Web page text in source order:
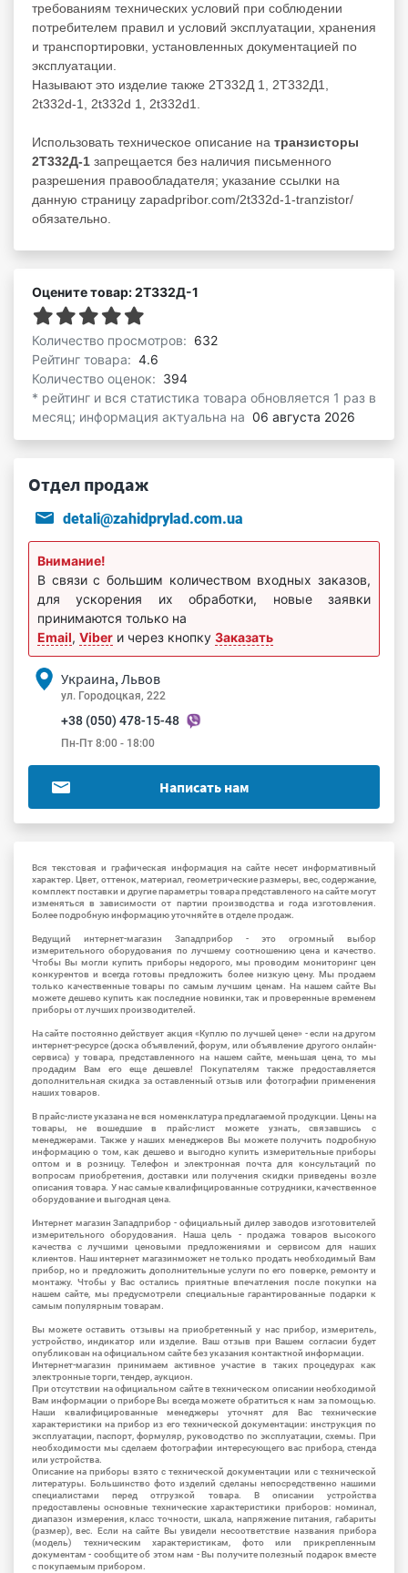
требованиям технических условий при соблюдении
потребителем правил и условий эксплуатации, хранения
и транспортировки, установленных документацией по
эксплуатации.
Называют это изделие также 2Т332Д 1, 2Т332Д1,
2t332d-1, 2t332d 1, 2t332d1.
Использовать техническое описание на транзисторы
2Т332Д-1 запрещается без наличия письменного
разрешения правообладателя; указание ссылки на
данную страницу zapadpribor.com/2t332d-1-tranzistor/
обязательно.
Оцените товар: 2Т332Д-1
Количество просмотров: 632
Рейтинг товара: 4.6
Количество оценок: 394
* рейтинг и вся статистика товара обновляется 1 раз в
месяц; информация актуальна на 06 августа 2026
Отдел продаж
detali@zahidprylad.com.ua
Внимание!
В связи с большим количеством входных заказов,
для ускорения их обработки, новые заявки
принимаются только на
Email, Viber и через кнопку Заказать
Украина, Львов
ул. Городоцкая, 222
+38 (050) 478-15-48
Пн-Пт 8:00 - 18:00
Написать нам
Вся текстовая и графическая информация на сайте несет информативный
характер. Цвет, оттенок, материал, геометрические размеры, вес, содержание,
комплект поставки и другие параметры товара представленого на сайте могут
изменяться в зависимости от партии производства и года изготовления.
Более подробную информацию уточняйте в отделе продаж.
Ведущий интернет-магазин Западприбор - это огромный выбор
измерительного оборудования по лучшему соотношению цена и качество.
Чтобы Вы могли купить приборы недорого, мы проводим мониторинг цен
конкурентов и всегда готовы предложить более низкую цену. Мы продаем
только качественные товары по самым лучшим ценам. На нашем сайте Вы
можете дешево купить как последние новинки, так и проверенные временем
приборы от лучших производителей.
На сайте постоянно действует акция «Куплю по лучшей цене» - если на другом
интернет-ресурсе (доска объявлений, форум, или объявление другого онлайн-
сервиса) у товара, представленного на нашем сайте, меньшая цена, то мы
продадим Вам его еще дешевле! Покупателям также предоставляется
дополнительная скидка за оставленный отзыв или фотографии применения
наших товаров.
В прайс-листе указана не вся номенклатура предлагаемой продукции. Цены на
товары, не вошедшие в прайс-лист можете узнать, связавшись с
менеджерами. Также у наших менеджеров Вы можете получить подробную
информацию о том, как дешево и выгодно купить измерительные приборы
оптом и в розницу. Телефон и электронная почта для консультаций по
вопросам приобретения, доставки или получения скидки приведены возле
описания товара. У нас самые квалифицированные сотрудники, качественное
оборудование и выгодная цена.
Интернет магазин Западприбор - официальный дилер заводов изготовителей
измерительного оборудования. Наша цель - продажа товаров высокого
качества с лучшими ценовыми предложениями и сервисом для наших
клиентов. Наш интернет магазинможет не только продать необходимый Вам
прибор, но и предложить дополнительные услуги по его поверке, ремонту и
монтажу. Чтобы у Вас остались приятные впечатления после покупки на
нашем сайте, мы предусмотрели специальные гарантированные подарки к
самым популярным товарам.
Вы можете оставить отзывы на приобретенный у нас прибор, измеритель,
устройство, индикатор или изделие. Ваш отзыв при Вашем согласии будет
опубликован на официальном сайте без указания контактной информации.
Интернет-магазин принимаем активное участие в таких процедурах как
электронные торги, тендер, аукцион.
При отсутствии на официальном сайте в техническом описании необходимой
Вам информации о приборе Вы всегда можете обратиться к нам за помощью.
Наши квалифицированные менеджеры уточнят для Вас технические
характеристики на прибор из его технической документации: инструкция по
эксплуатации, паспорт, формуляр, руководство по эксплуатации, схемы. При
необходимости мы сделаем фотографии интересующего вас прибора, стенда
или устройства.
Описание на приборы взято с технической документации или с технической
литературы. Большинство фото изделий сделаны непосредственно нашими
специалистами перед отгрузкой товара. В описании устройства
предоставлены основные технические характеристики приборов: номинал,
диапазон измерения, класс точности, шкала, напряжение питания, габариты
(размер), вес. Если на сайте Вы увидели несоответствие названия прибора
(модель) техническим характеристикам, фото или прикрепленным
документам - сообщите об этом нам - Вы получите полезный подарок вместе
с покупаемым прибором.